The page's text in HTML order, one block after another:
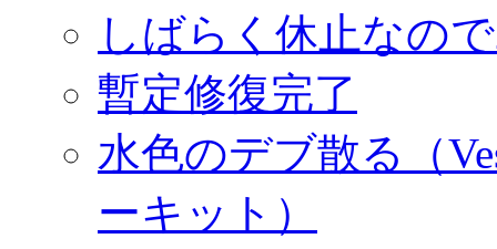
しばらく休止なの
暫定修復完了
水色のデブ散る（
ーキット）